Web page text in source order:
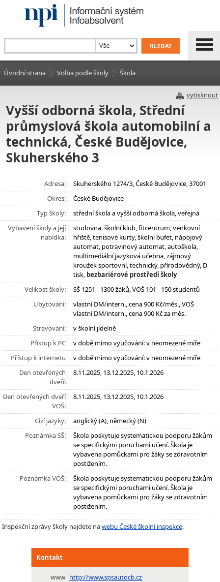
Úvodní strana Volba podle školy Škola
vytisknout
Vyšší odborná škola, Střední
průmyslová škola automobilní a
technická, České Budějovice,
Skuherského 3
Adresa:
Skuherského 1274/3, České Budějovice, 37001
Okres:
České Budějovice
Typ školy:
střední škola a vyšší odborná škola, veřejná
Vybavení školy a její
nabídka:
studovna, školní klub, fitcentrum, venkovní
hřiště, tenisové kurty, školní bufet, nápojový
automat, potravinový automat, autoškola,
multimediální jazyková učebna, zájmový
kroužek sportovní, technický, přírodovědný, D
tisk, bezbariérové prostředí školy
Velikost školy:
SŠ 1251 - 1300 žáků, VOŠ 101 - 150 studentů
Ubytování:
vlastní DM/intern., cena 900 Kč/měs., VOŠ
vlastní DM/intern., cena 900 Kč za měs.
Stravování:
v školní jídelně
Přístup k PC
v době mimo vyučování: v neomezené míře
Přístup k internetu
v době mimo vyučování: v neomezené míře
Den otevřených
dveří:
8.11.2025, 13.12.2025, 10.1.2026
Den otevřených dveří
VOŠ:
8.11.2025, 13.12.2025, 10.1.2026
Cizí jazyky:
anglický (A), německý (N)
Poznámka SŠ:
Škola poskytuje systematickou podporu žákům
se specifickými poruchami učení. Škola je
vybavena pomůckami pro žáky se zdravotním
postižením.
Poznámka VOŠ:
Škola poskytuje systematickou podporu žákům
se specifickými poruchami učení. Škola je
vybavena pomůckami pro žáky se zdravotním
postižením.
Inspekční zprávy školy najdete nawebu České školní inspekce.
Kontakt
www http://www.spsautocb.cz